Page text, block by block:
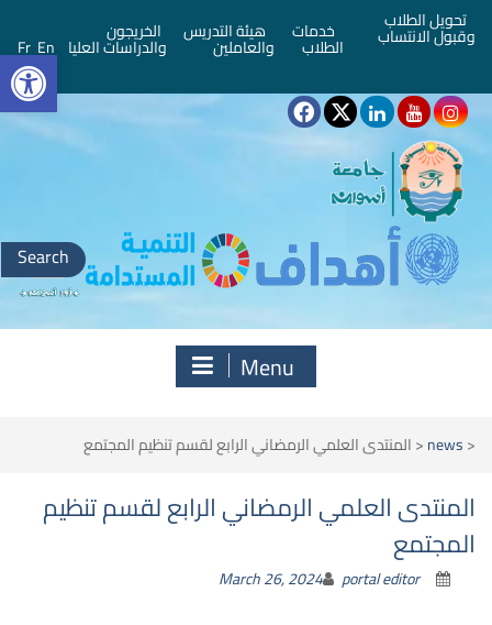
تحويل الطلاب
وقبول الانتساب خدمات
الطلاب
هيئة التدريس
والعاملين
الخريجون
والدراسات العليا En
Fr
Search
for:
Menu
<
news
<المنتدى العلمي الرمضاني الرابع لقسم تنظيم المجتمع
المنتدى العلمي الرمضاني الرابع لقسم تنظيم
المجتمع
March 26, 2024 portal editor